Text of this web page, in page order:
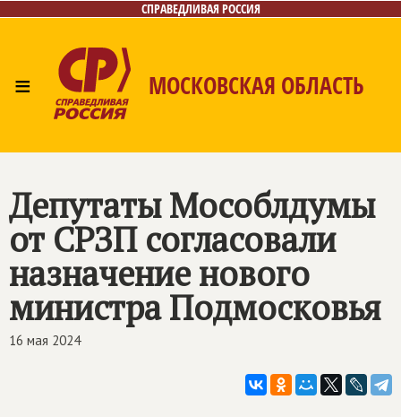
СПРАВЕДЛИВАЯ РОССИЯ
≡ МОСКОВСКАЯ ОБЛАСТЬ
Контакты
Депутаты Мособлдумы
от СРЗП согласовали
назначение нового
министра Подмосковья
16 мая 2024